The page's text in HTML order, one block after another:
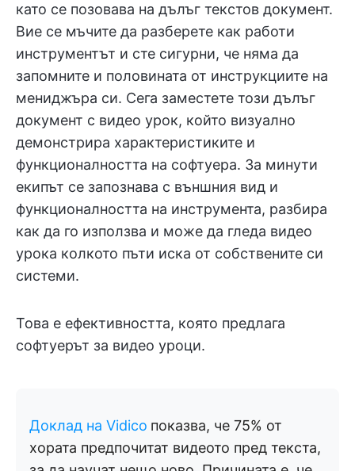
като се позовава на дълъг текстов документ.
Вие се мъчите да разберете как работи
инструментът и сте сигурни, че няма да
запомните и половината от инструкциите на
мениджъра си. Сега заместете този дълъг
документ с видео урок, който визуално
демонстрира характеристиките и
функционалността на софтуера. За минути
екипът се запознава с външния вид и
функционалността на инструмента, разбира
как да го използва и може да гледа видео
урока колкото пъти иска от собствените си
системи.
Това е ефективността, която предлага
софтуерът за видео уроци.
Доклад на Vidico показва, че 75% от
хората предпочитат видеото пред текста,